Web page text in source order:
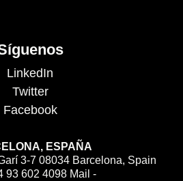
LinkedIn
Twitter
Facebook
ESPAÑA
3-7 08034 Barcelona, Spain
93 602 4098 Mail -